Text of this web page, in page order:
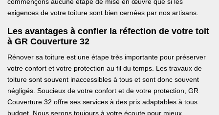
exigences de votre toiture sont bien cernées par nos artisans.
Les avantages à confier la réfection de votre toit
à GR Couverture 32
Rénover sa toiture est une étape très importante pour préserver
votre confort et votre protection au fil du temps. Les travaux de
toiture sont souvent inaccessibles à tous et sont donc souvent
négligés. Soucieux de votre confort et de votre protection, GR
Couverture 32 offre ses services à des prix adaptables à tous
budget. Nous serons toujours à votre écoute pour mieux